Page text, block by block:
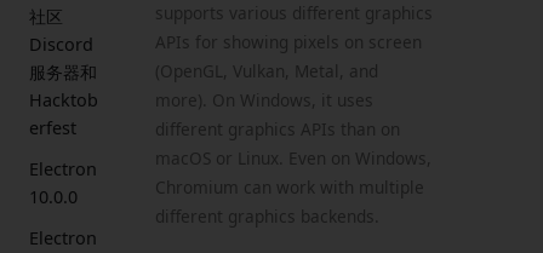
社区
Discord
服务器和
Hacktob
erfest
Electron
10.0.0
Electron
supports various different graphics
APIs for showing pixels on screen
(OpenGL, Vulkan, Metal, and
more). On Windows, it uses
different graphics APIs than on
macOS or Linux. Even on Windows,
Chromium can work with multiple
different graphics backends.